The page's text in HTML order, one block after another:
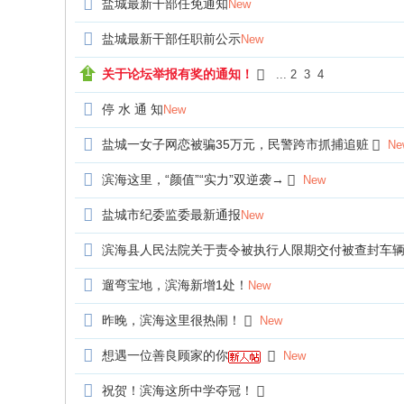
海
盐城最新干部任免通知 New
盐城最新干部任职前公示New
关于论坛举报有奖的通知！ ... 2 3 4
停 水 通 知 New
盐城一女子网恋被骗35万元，民警跨市抓捕追赃
滨海这里，“颜值”“实力”双逆袭→ New
盐城市纪委监委最新通报 New
滨海县人民法院关于责令被执行人限期交付被查封车
遛弯宝地，滨海新增1处！ New
昨晚，滨海这里很热闹！ New
想遇一位善良顾家的你 New
祝贺！滨海这所中学夺冠！